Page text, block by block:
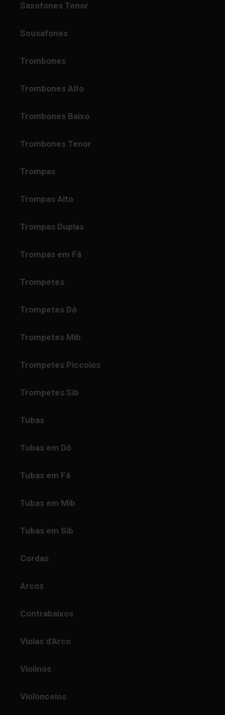
Saxofones Tenor
Sousafones
Trombones
Trombones Alto
Trombones Baixo
Trombones Tenor
Trompas
Trompas Alto
Trompas Duplas
Trompas em Fá
Trompetes
Trompetes Dó
Trompetes Mib
Trompetes Piccolos
Trompetes Sib
Tubas
Tubas em Dó
Tubas em Fá
Tubas em Mib
Tubas em Sib
Cordas
Arcos
Contrabaixos
Violas d'Arco
Violinos
Violoncelos